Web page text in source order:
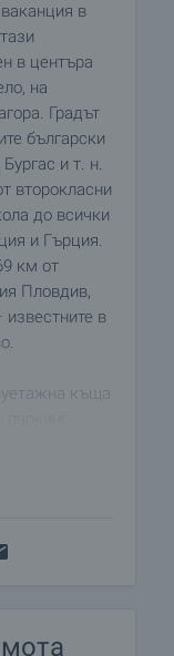
в
в центъра
на
Градът
български
и т. н.
второкласни
до всички
и Гърция.
км от
Пловдив,
в
къща
къща
килер.